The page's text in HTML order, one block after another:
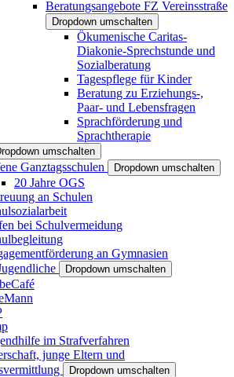
Beratungsangebote FZ Vereinsstraße
Dropdown umschalten
Ökumenische Caritas-
Diakonie-Sprechstunde und
Sozialberatung
Tagespflege für Kinder
Beratung zu Erziehungs-,
Paar- und Lebensfragen
Sprachförderung und
Sprachtherapie
umschalten
Ganztagsschulen Dropdown umschalten
20 Jahre OGS
an Schulen
bei Schulvermeidung
an Gymnasien
Dropdown umschalten
im Strafverfahren
junge Eltern und
Dropdown umschalten